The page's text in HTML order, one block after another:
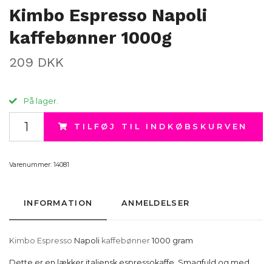
Kimbo Espresso Napoli
kaffebønner 1000g
209 DKK
På lager.
TILFØJ TIL INDKØBSKURVEN
Varenummer: 14081
INFORMATION ANMELDELSER
Kimbo Espresso Napoli kaffebønner 1000 gram